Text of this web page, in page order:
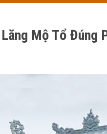
Mộ Tổ Đúng